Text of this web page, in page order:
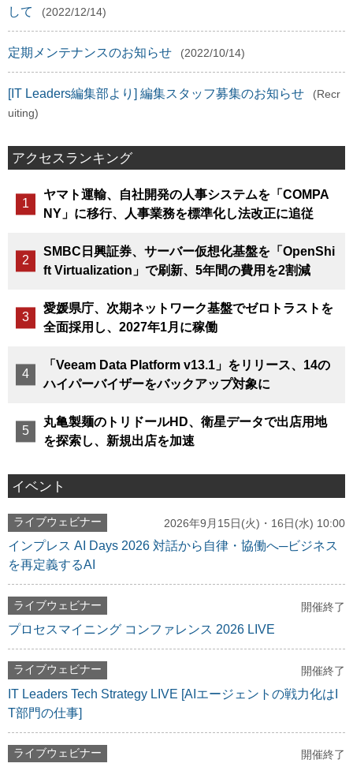
して
(2022/12/14)
定期メンテナンスのお知らせ (2022/10/14)
[IT Leaders編集部より] 編集スタッフ募集のお知らせ
(Recr
uiting)
アクセスランキング
ヤマト運輸、自社開発の人事システムを「COMPA
NY」に移行、人事業務を標準化し法改正に追従
SMBC日興証券、サーバー仮想化基盤を「OpenShi
ft Virtualization」で刷新、5年間の費用を2割減
愛媛県庁、次期ネットワーク基盤でゼロトラストを
全面採用し、2027年1月に稼働
「Veeam Data Platform v13.1」をリリース、14の
ハイパーバイザーをバックアップ対象に
丸亀製麺のトリドールHD、衛星データで出店用地
を探索し、新規出店を加速
イベント
ライブウェビナー 2026年9月15日(火)・16日(水) 10:00
インプレス AI Days 2026 対話から自律・協働へ─ビジネス
を再定義するAI
ライブウェビナー 開催終了
プロセスマイニング コンファレンス 2026 LIVE
ライブウェビナー 開催終了
IT Leaders Tech Strategy LIVE [AIエージェントの戦力化はI
T部門の仕事]
ライブウェビナー 開催終了